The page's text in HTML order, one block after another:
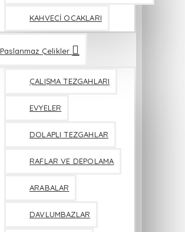
KAHVECİ OCAKLARI
Paslanmaz Çelikler
ÇALIŞMA TEZGAHLARI
EVYELER
DOLAPLI TEZGAHLAR
RAFLAR VE DEPOLAMA
ARABALAR
DAVLUMBAZLAR